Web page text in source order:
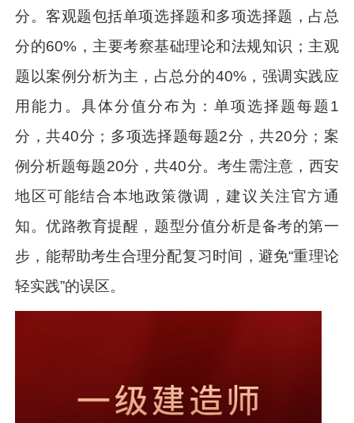
分。客观题包括单项选择题和多项选择题，占总
分的60%，主要考察基础理论和法规知识；主观
题以案例分析为主，占总分的40%，强调实践应
用能力。具体分值分布为：单项选择题每题1
分，共40分；多项选择题每题2分，共20分；案
例分析题每题20分，共40分。考生需注意，西安
地区可能结合本地政策微调，建议关注官方通
知。优路教育提醒，题型分值分析是备考的第一
步，能帮助考生合理分配复习时间，避免“重理论
轻实践”的误区。